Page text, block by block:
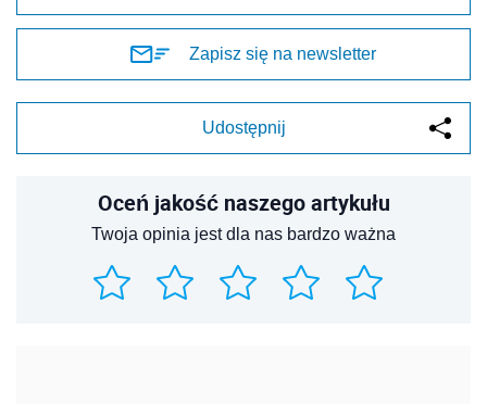
Zapisz się na newsletter
Udostępnij
Oceń jakość naszego artykułu
Twoja opinia jest dla nas bardzo ważna